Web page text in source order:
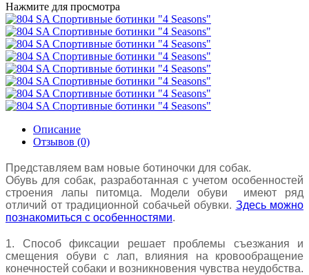
Нажмите для просмотра
Описание
Отзывов (0)
Представляем вам новые ботиночки для собак.
Обувь для собак, разработанная с учетом особенностей
строения лапы питомца. Модели обуви имеют ряд
отличий от традиционной собачьей обувки. Здесь можно
познакомиться с особенностями.
1. Способ фиксации решает проблемы съезжания и
смещения обуви с лап, влияния на кровообращение
конечностей собаки и возникновения чувства неудобства.